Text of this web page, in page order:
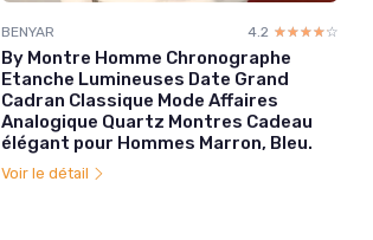
BENYAR 4.2 ☆☆☆☆☆
★★★★★
By Montre Homme Chronographe
Etanche Lumineuses Date Grand
Cadran Classique Mode Affaires
Analogique Quartz Montres Cadeau
élégant pour Hommes Marron, Bleu.
Voir le détail